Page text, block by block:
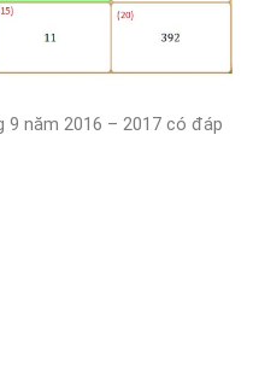
9 năm 2016 – 2017 có đáp